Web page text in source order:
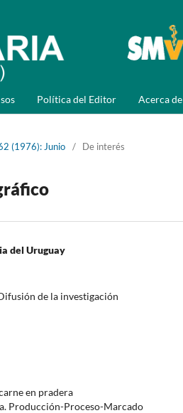
Política del Editor Acerca de
(1976): Junio / De interés
del Uruguay
de la investigación
en pradera
Producción-Proceso-Marcado